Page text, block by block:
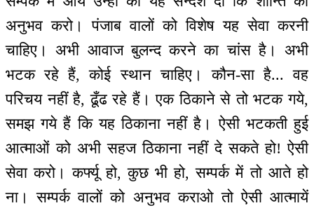
अनुभव करो। पंजाब वालों को विशेष यह सेवा करनी
चाहिए। अभी आवाज बुलन्द करने का चांस है। अभी
भटक रहे हैं, कोई स्थान चाहिए। कौन-सा है... वह
परिचय नहीं है, ढूँढ रहे हैं। एक ठिकाने से तो भटक गये,
समझ गये हैं कि यह ठिकाना नहीं है। ऐसी भटकती हुई
आत्माओं को अभी सहज ठिकाना नहीं दे सकते हो! ऐसी
सेवा करो। कर्फ्यू हो, कुछ भी हो, सम्पर्क में तो आते हो
ना। सम्पर्क वालों को अनुभव कराओ तो ऐसी आत्मायें